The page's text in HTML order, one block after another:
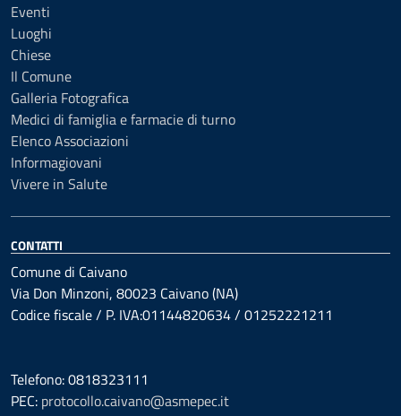
Eventi
Luoghi
Chiese
Il Comune
Galleria Fotografica
Medici di famiglia e farmacie di turno
Elenco Associazioni
Informagiovani
Vivere in Salute
CONTATTI
Comune di Caivano
Via Don Minzoni, 80023 Caivano (NA)
Codice fiscale / P. IVA:01144820634 / 01252221211
Telefono: 0818323111
PEC: protocollo.caivano@asmepec.it